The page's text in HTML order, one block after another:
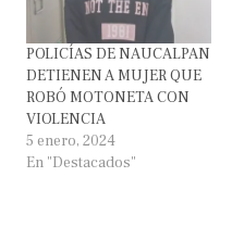
POLICÍAS DE NAUCALPAN
DETIENEN A MUJER QUE
ROBÓ MOTONETA CON
VIOLENCIA
5 enero, 2024
En "Destacados"